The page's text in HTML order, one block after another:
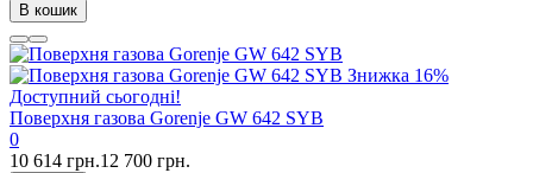
В кошик
Знижка 16%
Доступний сьогодні!
Поверхня газова Gorenje GW 642 SYB
0
10 614 грн.12 700 грн.